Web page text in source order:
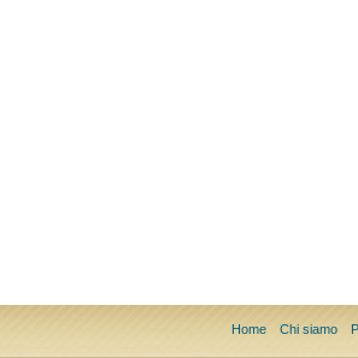
Home Chi siamo